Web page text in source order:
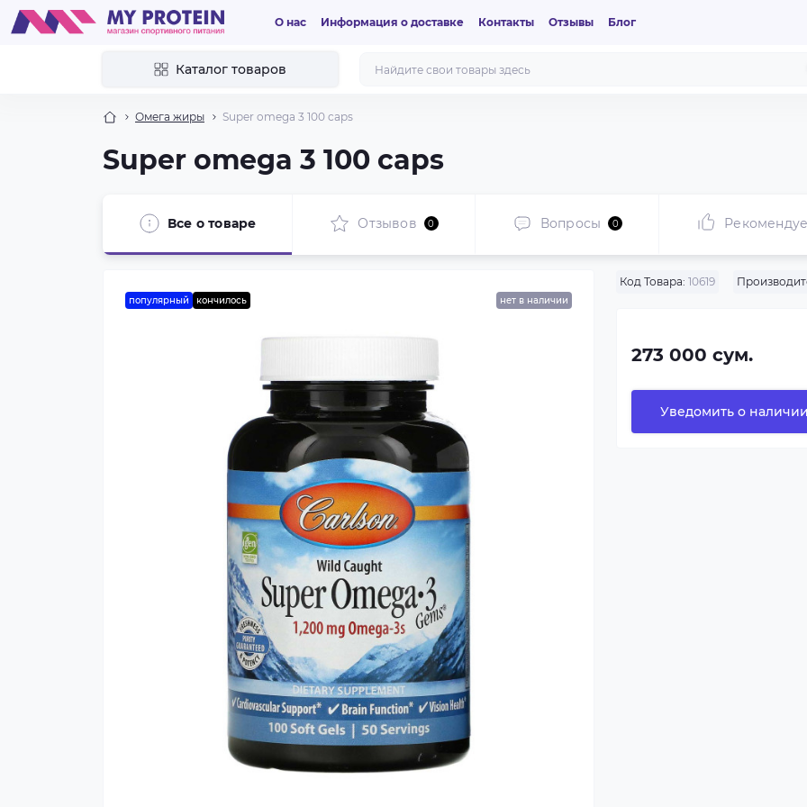
О нас Информация о доставке Контакты Отзывы Блог
Каталог товаров
Омега жиры Super omega 3 100 caps
Super omega 3 100 caps
Все о товаре Отзывов 0 Вопросы 0
популярный кончилось нет в наличии
Код Товара: 10619
273 000 сум.
Уведомить о